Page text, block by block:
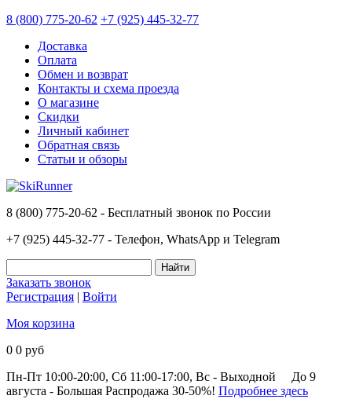
8 (800) 775-20-62 +7 (925) 445-32-77
Доставка
Оплата
Обмен и возврат
Контакты и схема проезда
О магазине
Скидки
Личный кабинет
Обратная связь
Статьи и обзоры
8 (800) 775-20-62 - Бесплатный звонок по России
+7 (925) 445-32-77 - Телефон, WhatsApp и Telegram
Заказать звонок
Регистрация | Войти
Моя корзина
0 0 руб
Пн-Пт 10:00-20:00, Сб 11:00-17:00, Вс - Выходной
До 9
августа - Большая Распродажа 30-50%! Подробнее здесь